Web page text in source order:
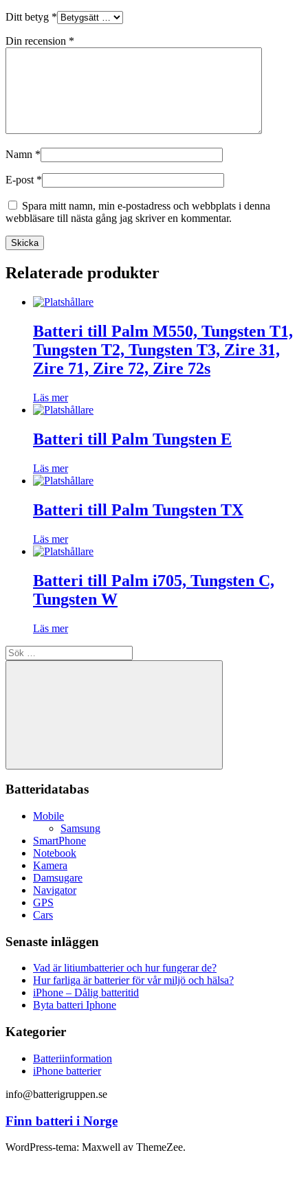
Ditt betyg *
Din recension *
Namn *
E-post *
Spara mitt namn, min e-postadress och webbplats i denna
webbläsare till nästa gång jag skriver en kommentar.
Relaterade produkter
Batteri till Palm M550, Tungsten T1,
Tungsten T2, Tungsten T3, Zire 31,
Zire 71, Zire 72, Zire 72s
Läs mer
Batteri till Palm Tungsten E
Läs mer
Batteri till Palm Tungsten TX
Läs mer
Batteri till Palm i705, Tungsten C,
Tungsten W
Läs mer
Sök
efter:
Sök
Batteridatabas
Mobile
Samsung
SmartPhone
Notebook
Kamera
Damsugare
Navigator
GPS
Cars
Senaste inläggen
Vad är litiumbatterier och hur fungerar de?
Hur farliga är batterier för vår miljö och hälsa?
iPhone – Dålig batteritid
Byta batteri Iphone
Kategorier
Batteriinformation
iPhone batterier
info@batterigruppen.se
Finn batteri i Norge
WordPress-tema: Maxwell av ThemeZee.